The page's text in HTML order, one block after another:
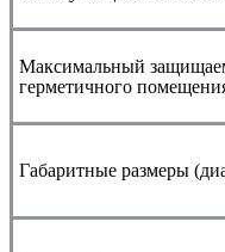
Максимальный
герметичного
Габаритные размеры